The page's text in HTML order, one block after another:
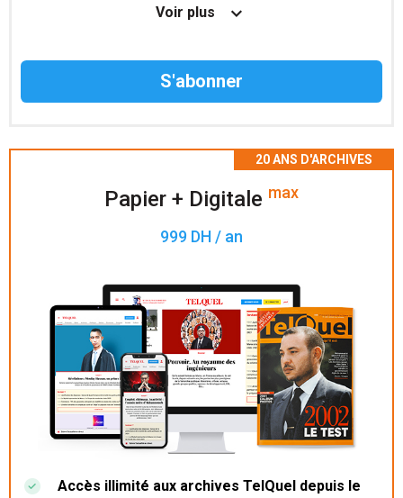
Le magazine TelQuel en numérique avant la sortie
Voir plus
Papier + Digitale max
999 DH / an
Accès illimité aux archives TelQuel depuis le